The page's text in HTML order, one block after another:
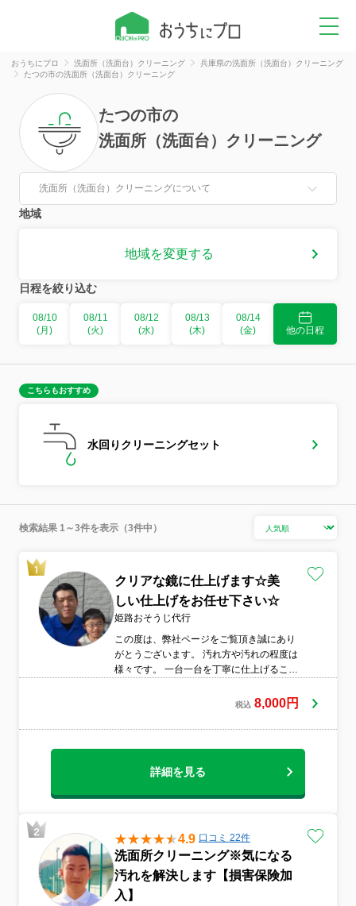
おうちにプロ 洗面所（洗面台）クリーニング
兵庫県の洗面所（洗面台）クリーニング
たつの市の洗面所（洗面台）クリーニング
たつの市の
洗面所（洗面台）クリーニング
洗面所（洗面台）クリーニングについて
地域
地域を変更する
日程を絞り込む
08/10
(月)
08/11
(火)
08/12
(水)
08/13
(木)
08/14
(金)
他の日程
こちらもおすすめ
水回りクリーニングセット
検索結果 1～3件を表示（3件中）
クリアな鏡に仕上げます☆美
しい仕上げをお任せ下さい☆
姫路おそうじ代行
この度は、弊社ページをご覧頂き誠にあり
がとうございます。 汚れ方や汚れの程度は
様々です。 一台一台を丁寧に仕上げること
麗にするだけでなく、お客様に幸せ、依頼
作業させて頂いております。 ?非喫煙者が
外のご相談可、早朝深夜の割増料金はござ
税込 8,000円
詳細を見る
4.9 口コミ 22件
洗面所クリーニング※気になる
汚れを解決します【損害保険加
入】